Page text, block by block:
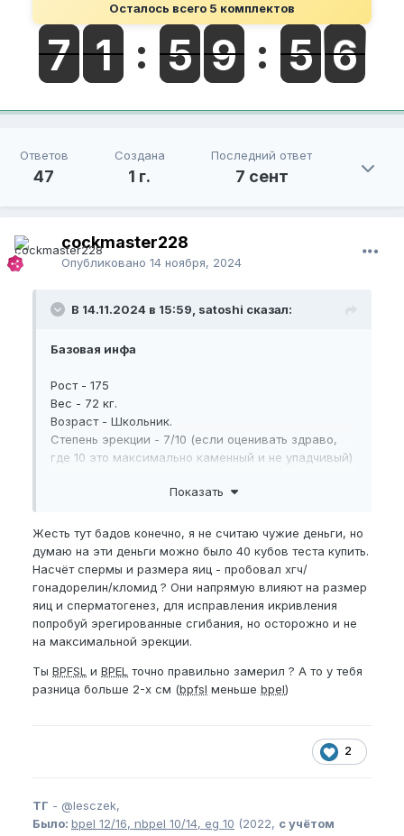
Осталось всего 5 комплектов
Ответов
47
Создана
1 г.
Последний ответ
7 сент
cockmaster228
Опубликовано 14 ноября, 2024
В 14.11.2024 в 15:59, satoshi сказал:
Базовая инфа
Рост - 175
Вес - 72 кг.
Возраст - Школьник.
Степень эрекции - 7/10 (если оценивать здраво,
где 10 это максимально каменный и не упадчивый)
сейчас есть желание пойти на ММА либо БОКС.
Замеры на 14.11.24:
NBPEL-16
BPEL-16.5
EG-11
NBPFL-8
BPFSL-14,1
неправильной мастурбации он наклонен немного
сторону получится убрать.
2) Мастурбация левой рукой, чтобы в кой-то мере
Показать
Жесть тут бадов конечно, я не считаю чужие деньги, но
думаю на эти деньги можно было 40 кубов теста купить.
Насчёт спермы и размера яиц - пробовал хгч/
гонадорелин/кломид ? Они напрямую влияют на размер
яиц и сперматогенез, для исправления икривления
попробуй эрегированные сгибания, но осторожно и не
на максимальной эрекции.
Ты BPFSL и BPEL точно правильно замерил ? А то у тебя
разница больше 2-х см (bpfsl меньше bpel)
2
ТГ - @lesczek,
Было: bpel 12/16, nbpel 10/14, eg 10 (2022, с учётом